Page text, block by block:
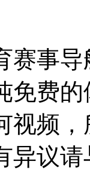
赛事
免费
视频
异议